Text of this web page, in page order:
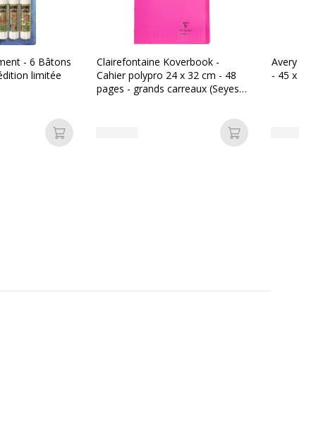
- 6 Bâtons
limitée
Ajouter au panier
Clairefontaine Koverbook -
Cahier polypro 24 x 32 cm - 48
pages - grands carreaux (Seyes)
Ajouter au
Avery -
- 45 x 13